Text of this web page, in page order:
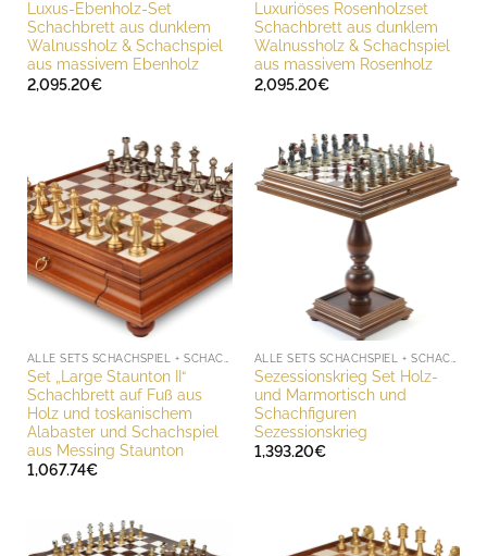
Luxus-Ebenholz-Set
Schachbrett aus dunklem
Walnussholz & Schachspiel
aus massivem Ebenholz
2,095.20€
Luxuriöses Rosenholzset
Schachbrett aus dunklem
Walnussholz & Schachspiel
aus massivem Rosenholz
2,095.20€
Set „Large Staunton II“
Schachbrett auf Fuß aus
Holz und toskanischem
Alabaster und Schachspiel
aus Messing Staunton
1,067.74€
Sezessionskrieg Set Holz-
und Marmortisch und
Schachfiguren
Sezessionskrieg
1,393.20€